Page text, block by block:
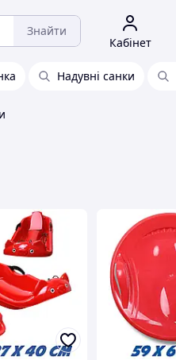
Знайти
Кабінет
Надувні санки